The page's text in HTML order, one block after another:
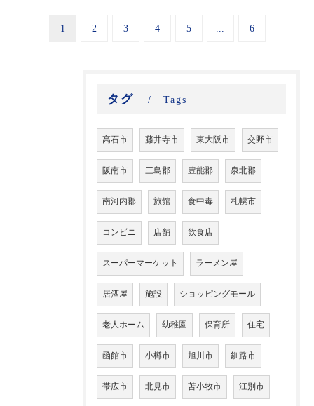
1 2 3 4 5 ... 6
タグ Tags
高石市 藤井寺市 東大阪市 交野市
阪南市 三島郡 豊能郡 泉北郡
南河内郡 旅館 食中毒 札幌市
コンビニ 店舗 飲食店
スーパーマーケット ラーメン屋
居酒屋 施設 ショッピングモール
老人ホーム 幼稚園 保育所 住宅
函館市 小樽市 旭川市 釧路市
帯広市 北見市 苫小牧市 江別市